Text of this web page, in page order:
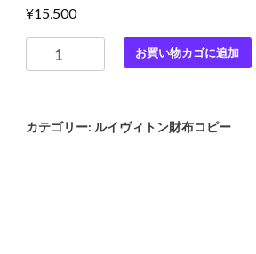
¥15,500
高
イ
お買い物カゴに追加
カテゴリー: ルイヴィトン財布コピー